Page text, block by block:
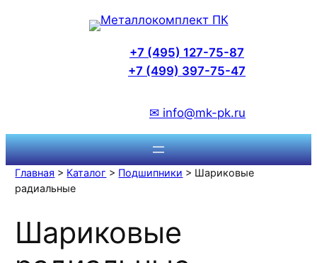
+7 (495) 127-75-87
+7 (499) 397-75-47
✉ info@mk-pk.ru
Главная > Каталог > Подшипники > Шариковые
радиальные
Шариковые